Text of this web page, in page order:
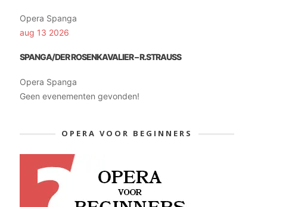
Opera Spanga
aug 13 2026
SPANGA/DER ROSENKAVALIER – R.STRAUSS
Opera Spanga
Geen evenementen gevonden!
OPERA VOOR BEGINNERS